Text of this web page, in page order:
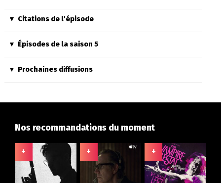
Citations de l'épisode
Épisodes de la saison 5
Prochaines diffusions
Nos recommandations du moment
+ + +